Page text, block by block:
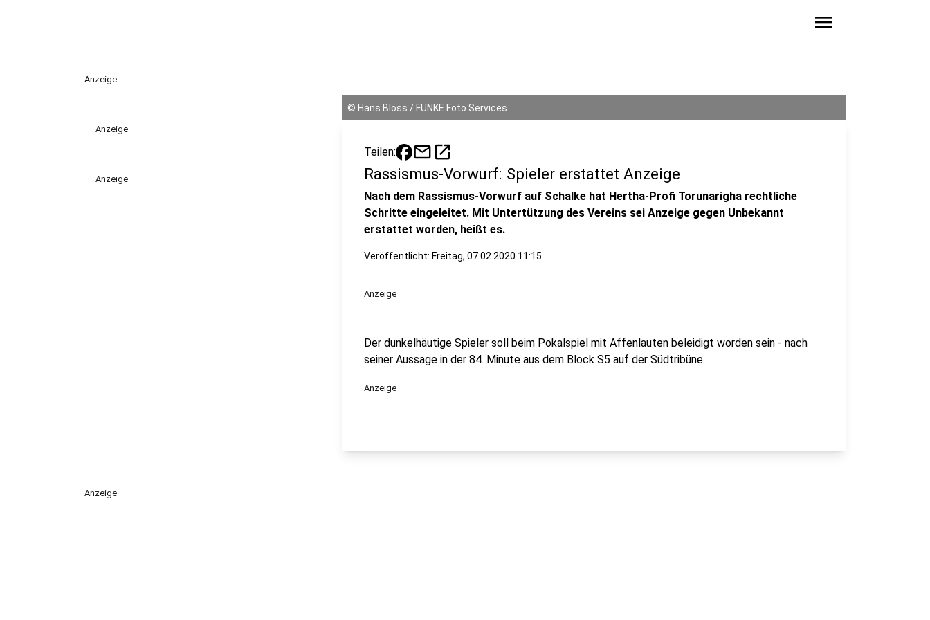
menu
Anzeige
Anzeige
Anzeige
© Hans Bloss / FUNKE Foto Services
Teilen: mailopen_in_new
Rassismus-Vorwurf: Spieler erstattet Anzeige
Nach dem Rassismus-Vorwurf auf Schalke hat Hertha-Profi Torunarigha rechtliche
Schritte eingeleitet. Mit Untertützung des Vereins sei Anzeige gegen Unbekannt
erstattet worden, heißt es.
Veröffentlicht: Freitag, 07.02.2020 11:15
Anzeige
Der dunkelhäutige Spieler soll beim Pokalspiel mit Affenlauten beleidigt worden sein - nach
seiner Aussage in der 84. Minute aus dem Block S5 auf der Südtribüne.
Anzeige
Anzeige